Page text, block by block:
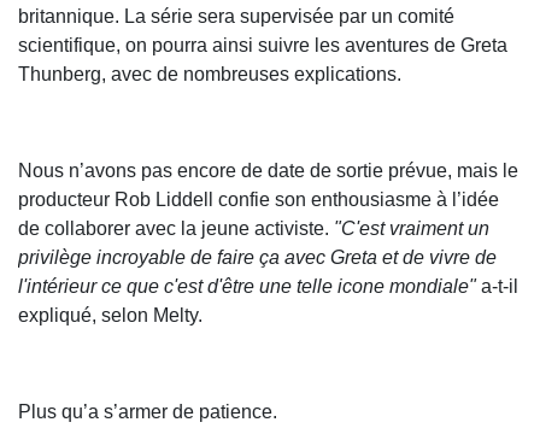
britannique. La série sera supervisée par un comité
scientifique, on pourra ainsi suivre les aventures de Greta
Thunberg, avec de nombreuses explications.
Nous n’avons pas encore de date de sortie prévue, mais le
producteur Rob Liddell confie son enthousiasme à l’idée
de collaborer avec la jeune activiste. "C'est vraiment un
privilège incroyable de faire ça avec Greta et de vivre de
l'intérieur ce que c'est d'être une telle icone mondiale"a-t-il
expliqué, selon Melty.
Plus qu’a s’armer de patience.